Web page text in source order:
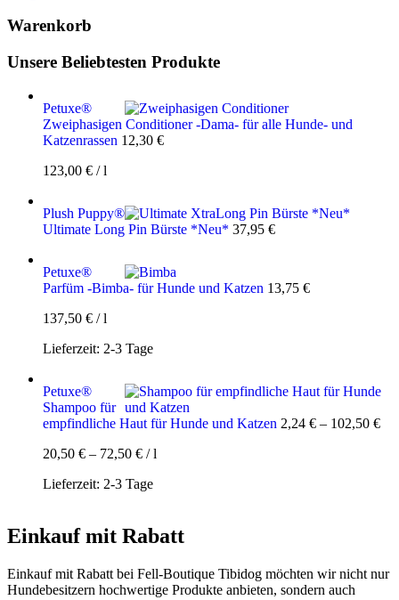
Warenkorb
Unsere Beliebtesten Produkte
Petuxe®
Zweiphasigen Conditioner -Dama- für alle Hunde- und
Katzenrassen 12,30 €
123,00 € /l
Plush Puppy®
Ultimate Long Pin Bürste *Neu* 37,95 €
Petuxe®
Parfüm -Bimba- für Hunde und Katzen 13,75 €
137,50 € /l
Lieferzeit: 2-3 Tage
Petuxe®
Shampoo für
empfindliche Haut für Hunde und Katzen 2,24 € – 102,50 €
20,50 € – 72,50 € /l
Lieferzeit: 2-3 Tage
Einkauf mit Rabatt
Einkauf mit Rabatt bei Fell-Boutique Tibidog möchten wir nicht nur
Hundebesitzern hochwertige Produkte anbieten, sondern auch